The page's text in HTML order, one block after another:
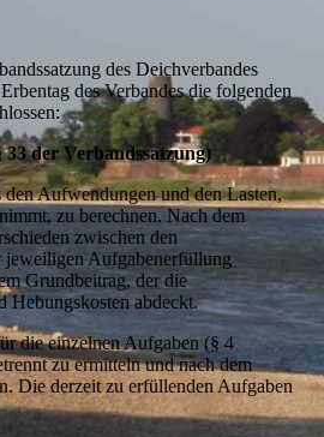
des Deichverbandes
des Verbandes die folgenden
der Verbandssatzung)
Aufwendungen und den Lasten,
zu berechnen. Nach dem
zwischen den
jeweiligen Aufgabenerfüllung
Grundbeitrag, der die
abdeckt.
die einzelnen Aufgaben (§ 4
zu ermitteln und nach dem
Die derzeit zu erfüllenden Aufgaben